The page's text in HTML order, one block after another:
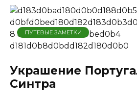
ПУТЕВЫЕ ЗАМЕТКИ
Украшение
Синтра